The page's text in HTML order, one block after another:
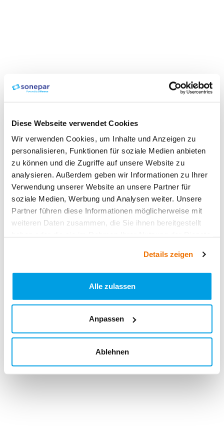
Diese Webseite verwendet Cookies
Wir verwenden Cookies, um Inhalte und Anzeigen zu
personalisieren, Funktionen für soziale Medien anbieten
zu können und die Zugriffe auf unsere Website zu
analysieren. Außerdem geben wir Informationen zu Ihrer
Verwendung unserer Website an unsere Partner für
soziale Medien, Werbung und Analysen weiter. Unsere
Partner führen diese Informationen möglicherweise mit
weiteren Daten zusammen, die Sie ihnen bereitgestellt
Details zeigen
Alle zulassen
Anpassen
Ablehnen